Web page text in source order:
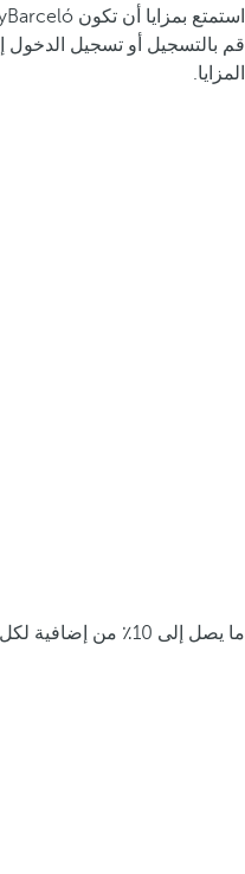
استمتع بمزايا أن تكون MyBarceló
قم بالتسجيل أو تسجيل الدخول
المزايا.
ما يصل إلى 10٪ من إضافية لكل غرفة تراكم